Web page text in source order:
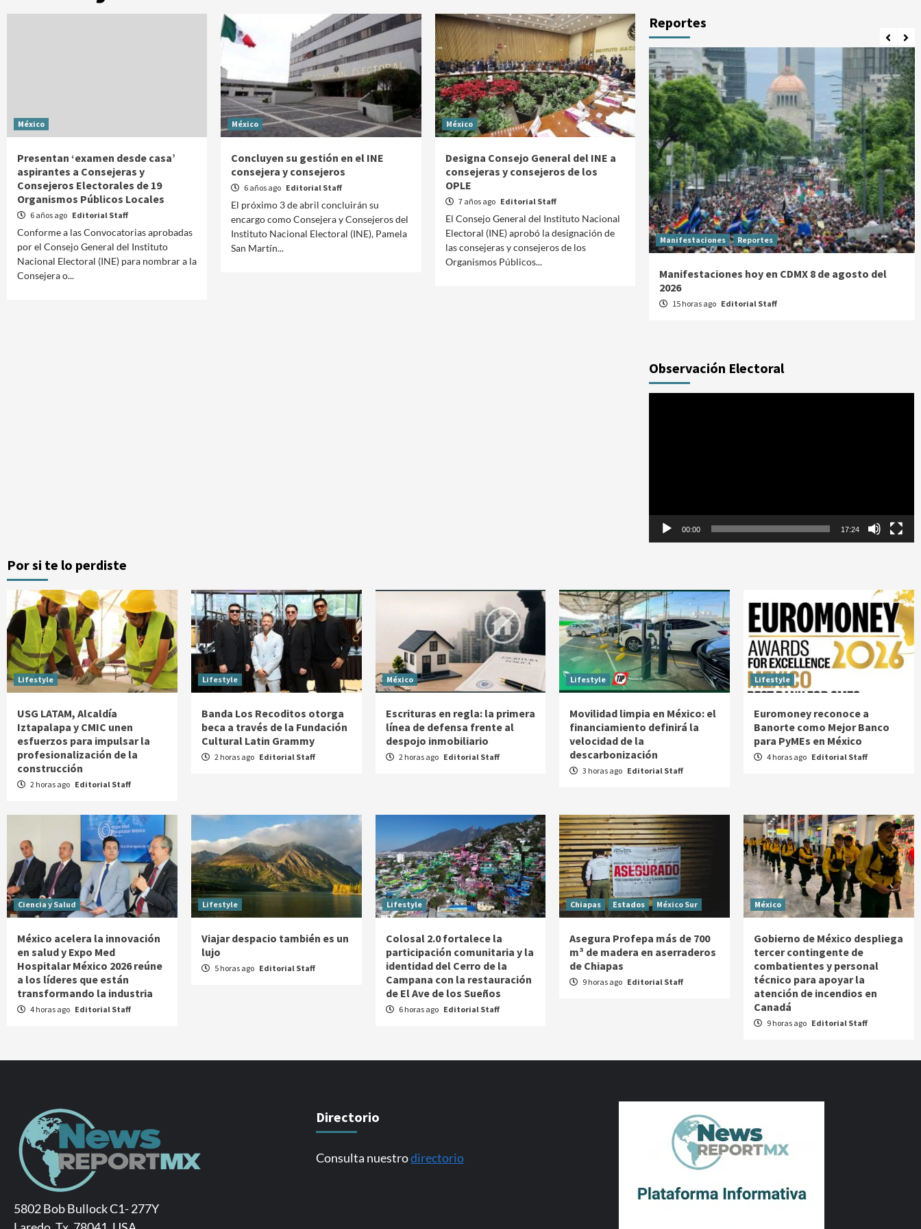
México
Presentan ‘examen desde casa’
aspirantes a Consejeras y
Consejeros Electorales de 19
Organismos Públicos Locales
6 años ago Editorial Staff
Conforme a las Convocatorias aprobadas
por el Consejo General del Instituto
Nacional Electoral (INE) para nombrar a la
Consejera o...
México
Concluyen su gestión en el INE
consejera y consejeros
6 años ago Editorial Staff
El próximo 3 de abril concluirán su
encargo como Consejera y Consejeros del
Instituto Nacional Electoral (INE), Pamela
San Martín...
México
Designa Consejo General del INE a
consejeras y consejeros de los
OPLE
7 años ago Editorial Staff
El Consejo General del Instituto Nacional
Electoral (INE) aprobó la designación de
las consejeras y consejeros de los
Organismos Públicos...
Reportes
Manifestaciones Clima Reportes Manifestaciones Reportes
Manifestaciones hoy en CDMX 8 de agosto del
2026
15 horas ago Editorial Staff
Observación Electoral
00:00 17:24
Por si te lo perdiste
Lifestyle
USG LATAM, Alcaldía
Iztapalapa y CMIC unen
esfuerzos para impulsar la
profesionalización de la
construcción
2 horas ago Editorial Staff
Lifestyle
Banda Los Recoditos otorga
beca a través de la Fundación
Cultural Latin Grammy
2 horas ago Editorial Staff
México
Escrituras en regla: la primera
línea de defensa frente al
despojo inmobiliario
2 horas ago Editorial Staff
Lifestyle
Movilidad limpia en México: el
financiamiento definirá la
velocidad de la
descarbonización
3 horas ago Editorial Staff
Lifestyle
Euromoney reconoce a
Banorte como Mejor Banco
para PyMEs en México
4 horas ago Editorial Staff
Ciencia y Salud
México acelera la innovación
en salud y Expo Med
Hospitalar México 2026 reúne
a los líderes que están
transformando la industria
4 horas ago Editorial Staff
Lifestyle
Viajar despacio también es un
lujo
5 horas ago Editorial Staff
Lifestyle
Colosal 2.0 fortalece la
participación comunitaria y la
identidad del Cerro de la
Campana con la restauración
de El Ave de los Sueños
6 horas ago Editorial Staff
Chiapas Estados México Sur
Asegura Profepa más de 700
m³ de madera en aserraderos
de Chiapas
9 horas ago Editorial Staff
México
Gobierno de México despliega
tercer contingente de
combatientes y personal
técnico para apoyar la
atención de incendios en
Canadá
9 horas ago Editorial Staff
5802 Bob Bullock C1- 277Y
Directorio
Consulta nuestrodirectorio